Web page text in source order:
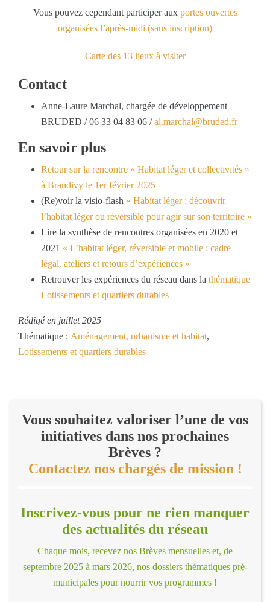
Vous pouvez cependant participer aux portes ouvertes
organisées l’après-midi (sans inscription)
Carte des 13 lieux à visiter
Contact
Anne-Laure Marchal, chargée de développement
BRUDED / 06 33 04 83 06 /al.marchal@bruded.fr
En savoir plus
Retour sur la rencontre « Habitat léger et collectivités »
à Brandivy le 1er février 2025
(Re)voir la visio-flash « Habitat léger : découvrir
l’habitat léger ou réversible pour agir sur son territoire »
Lire la synthèse de rencontres organisées en 2020 et
2021 « L’habitat léger, réversible et mobile : cadre
légal, ateliers et retours d’expériences »
Retrouver les expériences du réseau dans la thématique
Lotissements et quartiers durables
Rédigé en juillet 2025
Thématique : Aménagement, urbanisme et habitat,
Lotissements et quartiers durables
Vous souhaitez valoriser l’une de vos
initiatives dans nos prochaines
Brèves ?
Contactez nos chargés de mission !
Inscrivez-vous pour ne rien manquer
des actualités du réseau
Chaque mois, recevez nos Brèves mensuelles et, de
septembre 2025 à mars 2026, nos dossiers thématiques pré-
municipales pour nourrir vos programmes !